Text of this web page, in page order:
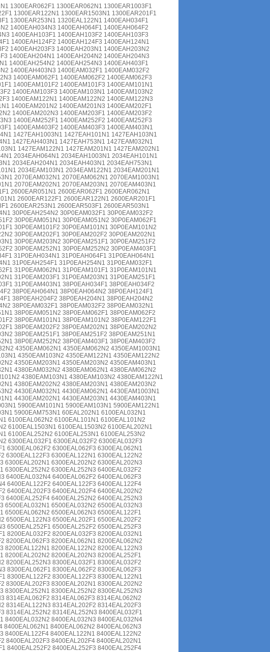
1300EAR062F1 1300EAR062N1 1300EAR1003F1
1300EAR122N1 1300EAR1503N1 1300EAR201F1
1300EAR253N1 1320EAL122N1 1400EAH034F1
1400EAH034N3 1400EAH064F1 1400EAH064F2
1400EAH103F1 1400EAH103F2 1400EAH103F3
1400EAH124F2 1400EAH124F3 1400EAH124N1
1400EAH203F3 1400EAH203N1 1400EAH203N2
1400EAH204N1 1400EAH204N2 1400EAH204N3
1400EAH254N2 1400EAH254N3 1400EAH403F1
1400EAH403N3 1400EAM032F1 1400EAM032F2
1400EAM062F1 1400EAM062F2 1400EAM062F3
1400EAM101F2 1400EAM101F3 1400EAM101N1
1400EAM103F3 1400EAM103N1 1400EAM103N2
1400EAM122N1 1400EAM122N2 1400EAM122N3
1400EAM201N2 1400EAM201N3 1400EAM202F1
1400EAM202N3 1400EAM203F1 1400EAM203F2
1400EAM252F1 1400EAM252F2 1400EAM252F3
1400EAM403F2 1400EAM403F3 1400EAM403N1
1427EAH1003N1 1427EAH101N1 1427EAH103N1
1427EAH403N1 1427EAH753N1 1427EAM032N1
1427EAM122N1 1427EAM201N1 1427EAM202N1
2034EAH064N1 2034EAH1003N1 2034EAH101N1
2034EAH204N1 2034EAH403N1 2034EAH753N1
2034EAM103N1 2034EAM122N1 2034EAM201N1
2070EAM032N1 2070EAM062N1 2070EAM1003N1
2070EAM202N1 2070EAM203N1 2070EAM403N1
2600EAR051N1 2600EAR062F1 2600EAR062N1
2600EAR122F1 2600EAR122N1 2600EAR201F1
2600EAR253N1 2600EAR503F1 2600EAR503N1
30P0EAH254N2 30P0EAM032F1 30P0EAM032F2
30P0EAM051N1 30P0EAM051N2 30P0EAM062F1
30P0EAM101F2 30P0EAM101N1 30P0EAM101N2
30P0EAM202F1 30P0EAM202F2 30P0EAM202N1
30P0EAM203N2 30P0EAM251F1 30P0EAM251F2
30P0EAM252N1 30P0EAM252N2 30P0EAM403F1
31P0EAH034N1 31P0EAH064F1 31P0EAH064N1
31P0EAH254F1 31P0EAH254N1 31P0EAM032F1
31P0EAM062N1 31P0EAM101F1 31P0EAM101N1
31P0EAM203F1 31P0EAM203N1 31P0EAM251F1
31P0EAM403N1 38P0EAH034F1 38P0EAH034F2
38P0EAH064N1 38P0EAH064N2 38P0EAH124F1
38P0EAH204F2 38P0EAH204N1 38P0EAH204N2
38P0EAM032F1 38P0EAM032F2 38P0EAM032N1
38P0EAM051N2 38P0EAM062F1 38P0EAM062F2
38P0EAM101N1 38P0EAM101N2 38P0EAM122F1
38P0EAM202F2 38P0EAM202N1 38P0EAM202N2
38P0EAM251F1 38P0EAM251F2 38P0EAM251N1
38P0EAM252N2 38P0EAM403F1 38P0EAM403F2
4350EAM062N1 4350EAM062N2 4350EAM1003N1
4350EAM103N2 4350EAM122N1 4350EAM122N2
4350EAM203N1 4350EAM203N2 4350EAM403N1
4380EAM032N2 4380EAM062N1 4380EAM062N2
4380EAM103N1 4380EAM103N2 4380EAM122N1
4380EAM202N2 4380EAM203N1 4380EAM203N2
4430EAM032N1 4430EAM062N1 4430EAM1003N1
4430EAM202N1 4430EAM203N1 4430EAM403N1
5900EAM101N1 5900EAM103N1 5900EAM122N1
5900EAM753N1 60EAL202N1 6100EAL032N1
6100EAL062N2 6100EAL101N1 6100EAL101N2
6100EAL1503N1 6100EAL1503N2 6100EAL202N1
6100EAL252N2 6100EAL253N1 6100EAL253N2
6300EAL032F1 6300EAL032F2 6300EAL032F3
6300EAL062F2 6300EAL062F3 6300EAL062N1
6300EAL122F3 6300EAL122N1 6300EAL122N2
6300EAL202N1 6300EAL202N2 6300EAL202N3
6300EAL252N2 6300EAL252N3 6400EAL032F2
6400EAL032N4 6400EAL062F2 6400EAL062F3
6400EAL122F2 6400EAL122F3 6400EAL122F4
6400EAL202F3 6400EAL202F4 6400EAL202N2
6400EAL252F4 6400EAL252N2 6400EAL252N3
6500EAL032N1 6500EAL032N2 6500EAL032N3
6500EAL062N2 6500EAL062N3 6500EAL122F1
6500EAL122N3 6500EAL202F1 6500EAL202F2
6500EAL252F1 6500EAL252F2 6500EAL252F3
8200EAL032F2 8200EAL032F3 8200EAL032N1
8200EAL062F3 8200EAL062N1 8200EAL062N2
8200EAL122N1 8200EAL122N2 8200EAL122N3
8200EAL202N2 8200EAL202N3 8200EAL252F1
8200EAL252N3 8300EAL032F1 8300EAL032F2
8300EAL062F1 8300EAL062F2 8300EAL062F3
8300EAL122F2 8300EAL122F3 8300EAL122N1
8300EAL202F3 8300EAL202N1 8300EAL202N2
8300EAL252N1 8300EAL252N2 8300EAL252N3
8314EAL062F2 8314EAL062F3 8314EAL062N2
8314EAL122N3 8314EAL202F2 8314EAL202F3
8314EAL252N2 8314EAL252N3 8400EAL032F1
8400EAL032N2 8400EAL032N3 8400EAL032N4
8400EAL062N1 8400EAL062N2 8400EAL062N3
8400EAL122F4 8400EAL122N1 8400EAL122N2
8400EAL202F3 8400EAL202F4 8400EAL202N1
8400EAL252F2 8400EAL252F3 8400EAL252F4